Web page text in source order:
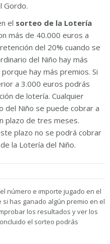
Gordo.
el sorteo de la Lotería
más de 40.000 euros a
del 20% cuando se
del Niño hay más
hay más premios. Si
a 3.000 euros podrás
de lotería. Cualquier
del Niño se puede cobrar a
plazo de tres meses.
plazo no se podrá cobrar
la Lotería del Niño.
número e importe jugado en el
has ganado algún premio en el
los resultados y ver los
el sorteo podrás